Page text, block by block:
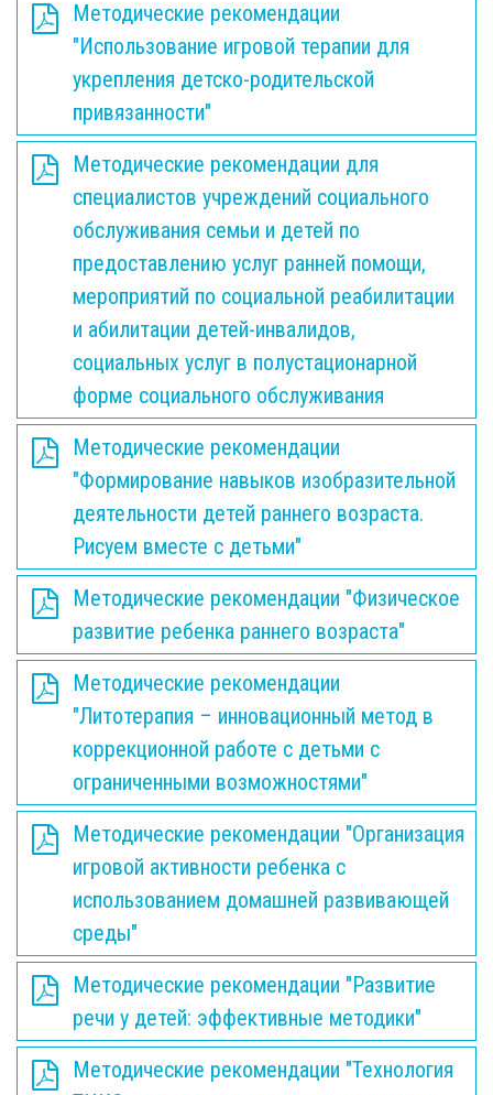
Методические рекомендации
"Использование игровой терапии для
укрепления детско-родительской
привязанности"
Методические рекомендации для
специалистов учреждений социального
обслуживания семьи и детей по
предоставлению услуг ранней помощи,
мероприятий по социальной реабилитации
и абилитации детей-инвалидов,
социальных услуг в полустационарной
форме социального обслуживания
Методические рекомендации
"Формирование навыков изобразительной
деятельности детей раннего возраста.
Рисуем вместе с детьми"
Методические рекомендации "Физическое
развитие ребенка раннего возраста"
Методические рекомендации
"Литотерапия – инновационный метод в
коррекционной работе с детьми с
ограниченными возможностями"
Методические рекомендации "Организация
игровой активности ребенка с
использованием домашней развивающей
среды"
Методические рекомендации "Развитие
речи у детей: эффективные методики"
Методические рекомендации "Технология